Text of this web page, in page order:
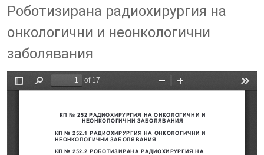
Роботизирана радиохирургия на
онкологични и неонкологични
заболявания